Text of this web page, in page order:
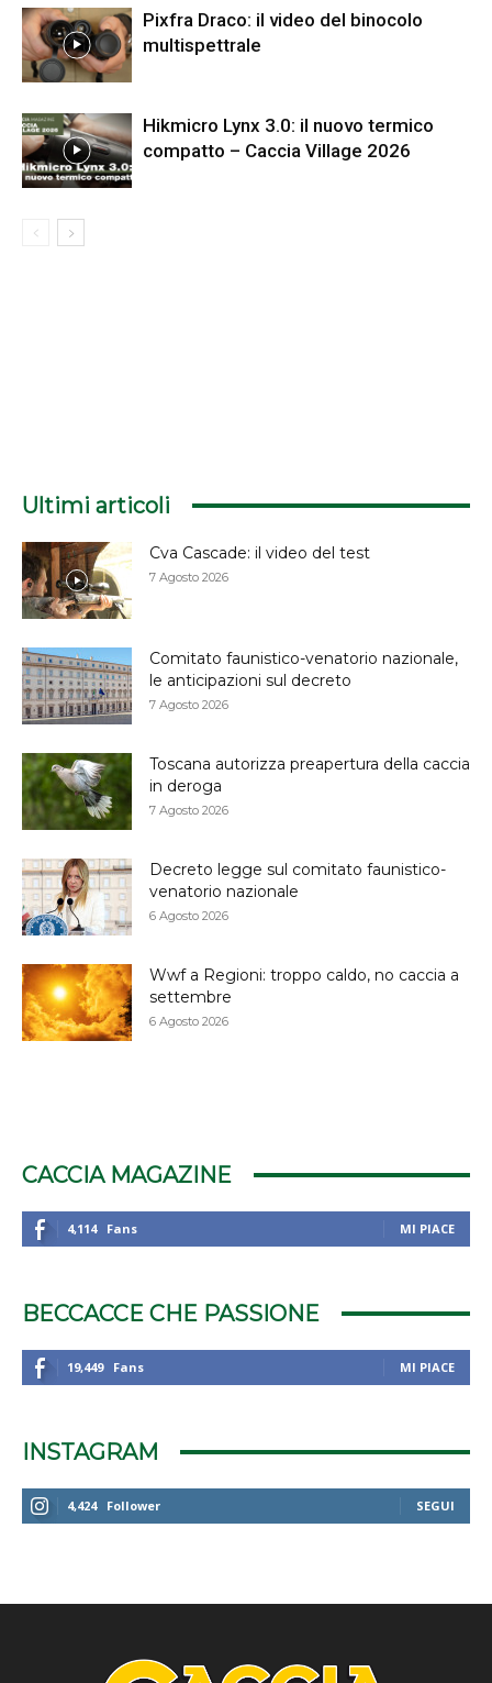
Pixfra Draco: il video del binocolo
multispettrale
Hikmicro Lynx 3.0: il nuovo termico
compatto – Caccia Village 2026
Ultimi articoli
Cva Cascade: il video del test
7 Agosto 2026
Comitato faunistico-venatorio nazionale,
le anticipazioni sul decreto
7 Agosto 2026
Toscana autorizza preapertura della caccia
in deroga
7 Agosto 2026
Decreto legge sul comitato faunistico-
venatorio nazionale
6 Agosto 2026
Wwf a Regioni: troppo caldo, no caccia a
settembre
6 Agosto 2026
CACCIA MAGAZINE
4,114 Fans MI PIACE
BECCACCE CHE PASSIONE
19,449 Fans MI PIACE
INSTAGRAM
4,424 Follower SEGUI